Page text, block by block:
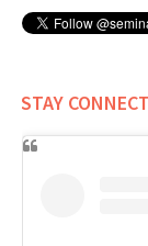
STAY